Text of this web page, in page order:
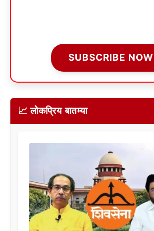
SUBSCRIBE NOW
📈 लोकप्रिय बातम्या